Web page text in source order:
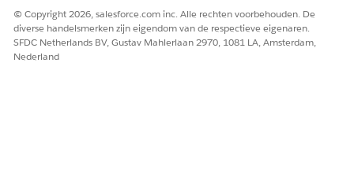
© Copyright 2026, salesforce.com inc. Alle rechten voorbehouden. De
diverse handelsmerken zijn eigendom van de respectieve eigenaren.
SFDC Netherlands BV, Gustav Mahlerlaan 2970, 1081 LA, Amsterdam,
Nederland